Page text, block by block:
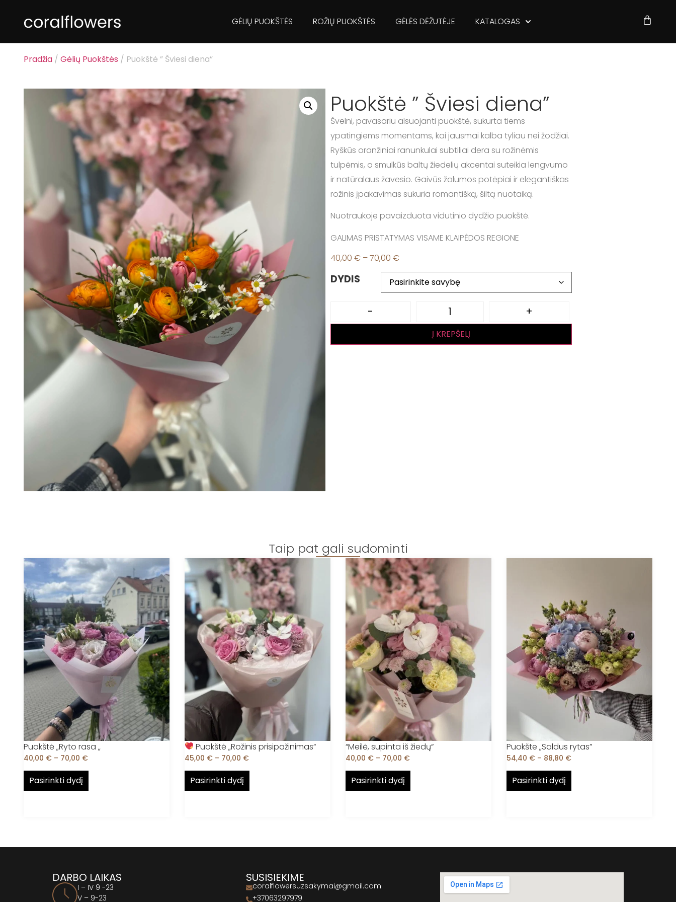
GĖLIŲ PUOKŠTĖS ROŽIŲ PUOKŠTĖS GĖLĖS DĖŽUTĖJE KATALOGAS
Pradžia / Gėlių Puokštės / Puokštė ” Šviesi diena”
Puokštė ” Šviesi diena”
Švelni, pavasariu alsuojanti puokštė, sukurta tiems
ypatingiems momentams, kai jausmai kalba tyliau nei žodžiai.
Ryškūs oranžiniai ranunkulai subtiliai dera su rožinėmis
tulpėmis, o smulkūs baltų žiedelių akcentai suteikia lengvumo
ir natūralaus žavesio. Gaivūs žalumos potėpiai ir elegantiškas
rožinis įpakavimas sukuria romantišką, šiltą nuotaiką.
Nuotraukoje pavaizduota vidutinio dydžio puokštė.
GALIMAS PRISTATYMAS VISAME KLAIPĖDOS REGIONE
40,00 € –70,00 €
DYDIS
- +
Į KREPŠELĮ
Taip pat gali sudominti
Puokštė „Ryto rasa „
40,00 € – 70,00 €
Pasirinkti dydį
Puokštė „Rožinis prisipažinimas“
45,00 € – 70,00 €
Pasirinkti dydį
“Meilė, supinta iš žiedų“
40,00 € – 70,00 €
Pasirinkti dydį
Puokšte „Saldus rytas”
54,40 € – 88,80 €
Pasirinkti dydį
DARBO LAIKAS
I – IV 9 -23
V – 9-23
SUSISIEKIME
coralflowersuzsakymai@gmail.com
+37063297979